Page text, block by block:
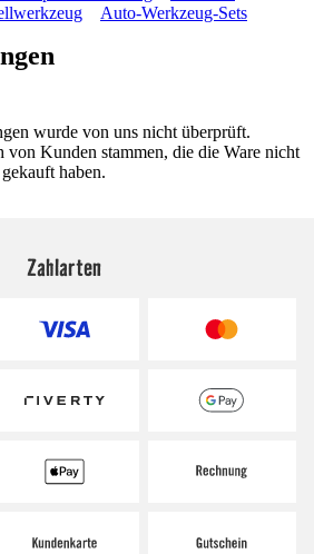
Auto-Werkzeug-Sets
wurde von uns nicht überprüft.
von Kunden stammen, die die Ware nicht
haben.
Zahlarten